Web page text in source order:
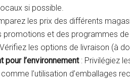
si possible.
les prix des différents
promotions et des programmes de
les options de livraison (à
pour l’environnement: Privilégiez
l’utilisation d’emballages